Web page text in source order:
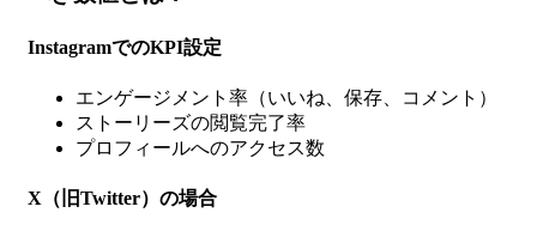
InstagramでのKPI設定
エンゲージメント率（いいね、保存、コメント）
ストーリーズの閲覧完了率
プロフィールへのアクセス数
X（旧Twitter）の場合